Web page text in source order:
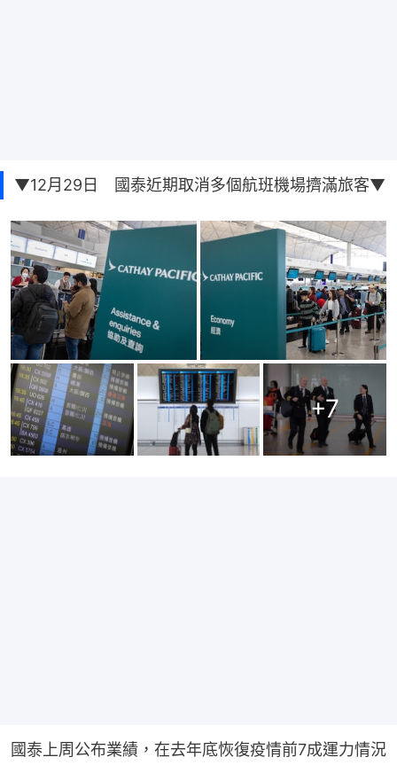
▼12月29日 國泰近期取消多個航班機場擠滿旅客▼
+7
國泰上周公布業績，在去年底恢復疫情前7成運力情況